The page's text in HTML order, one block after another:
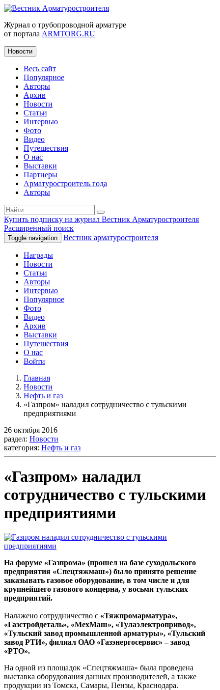
Журнал о трубопроводной арматуре
от портала ARMTORG.RU
Новости
Весь сайт
Популярное
Авторы
Архив
Новости
Статьи
Интервью
Фото
Видео
Путешествия
О нас
Выставки
Партнеры
Арматуростроитель года
Авторы
Купить подписку на журнал Вестник Арматуростроителя
Расширенный поиск
Toggle navigation Вестник арматуростроителя
Награды
Новости
Статьи
Авторы
Интервью
Популярное
Фото
Видео
Архив
Выставки
Путешествия
О нас
Войти
Главная
Новости
Нефть и газ
«Газпром» наладил сотрудничество с тульскими
предприятиями
26 октября 2016
раздел: Новости
категория: Нефть и газ
«Газпром» наладил
сотрудничество с тульскими
предприятиями
На форуме «Газпрома» (прошел на базе суходольского
предприятия «Спецтяжмаш») было принято решение
заказывать газовое оборудование, в том числе и для
крупнейшего газового концерна, у восьми тульских
предприятий.
Налажено сотрудничество с «Тяжпромарматура»,
«Газстройдеталь», «МехМаш», «Тулаэлектропривод»,
«Тульский завод промышленной арматуры», «Тульский
завод РТИ», филиал ОАО «Газэнергосервис» – завод
«РТО».
На одной из площадок «Спецтяжмаша» была проведена
выставка оборудования данных производителей, а также
продукции из Томска, Самары, Пензы, Краснодара.